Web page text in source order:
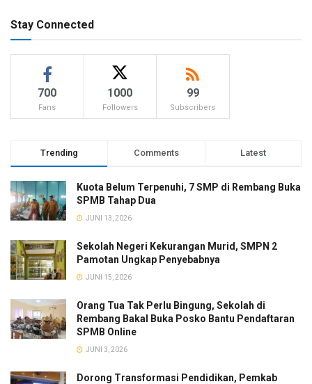
Stay Connected
700
Fans
1000
Followers
99
Subscribers
Trending Comments Latest
Kuota Belum Terpenuhi, 7 SMP di Rembang Buka
SPMB Tahap Dua
JUNI 13, 2026
Sekolah Negeri Kekurangan Murid, SMPN 2
Pamotan Ungkap Penyebabnya
JUNI 15, 2026
Orang Tua Tak Perlu Bingung, Sekolah di
Rembang Bakal Buka Posko Bantu Pendaftaran
SPMB Online
JUNI 3, 2026
Dorong Transformasi Pendidikan, Pemkab